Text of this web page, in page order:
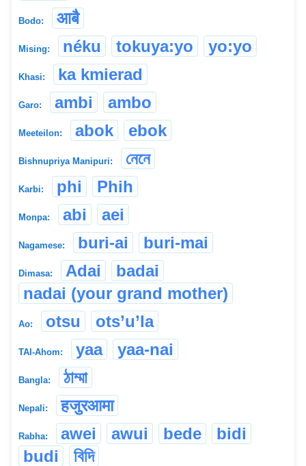
Bodo: आबै
Mising: néku tokuya:yo yo:yo
Khasi: ka kmierad
Garo: ambi ambo
Meeteilon: abok ebok
Bishnupriya Manipuri: নেনে
Karbi: phi Phih
Monpa: abi aei
Nagamese: buri-ai buri-mai
Dimasa: Adai
badai
nadai (your grand mother)
Ao: otsu ots’u’la
TAI-Ahom: yaa yaa-nai
Bangla: ঠাম্মা
Nepali: हजुरआमा
Rabha: awei awui bede
bidi
budi
বিদি